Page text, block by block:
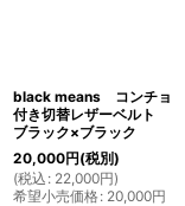
black means コンチョ
付き切替レザーベルト
ブラック×ブラック
20,000円(税別)
(税込 : 22,000円)
希望小売価格: 20,000円